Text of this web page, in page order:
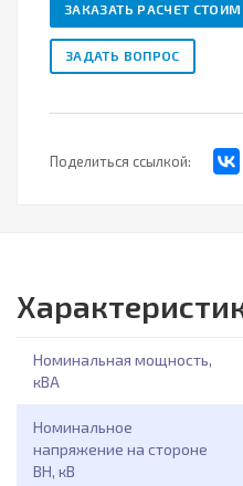
ЗАКАЗАТЬ РАСЧЕТ
ЗАДАТЬ ВОПРОС
Поделиться ссылкой:
Номинальная мощность,
кВА
Номинальное
напряжение на стороне
ВН, кВ